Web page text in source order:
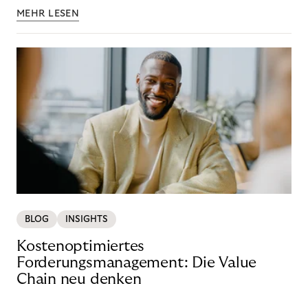
MEHR LESEN
BLOG INSIGHTS
Kostenoptimiertes
Forderungsmanagement: Die Value
Chain neu denken